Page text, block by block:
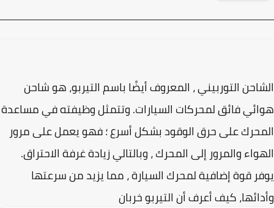
التوربيني ، المعروف أيضًا باسم التيربو، هو شاحن
فائق لمحركات السيارات. وتتمثل وظيفته في مساعدة
على حرق الوقود بشكل أسرع ؛ فهو يعمل على مرور
والمرور إلى المحرك ، وبالتالي زيادة غرفة الاحتراق.
قوة إضافية لمحرك السيارة ، مما يزيد من سرعتها
كيف أعرف أن التيربو خربان